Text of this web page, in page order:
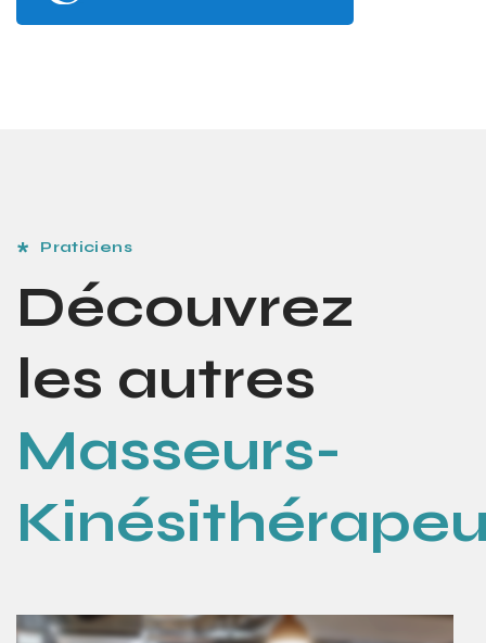
Praticiens
Découvrez
les autres
Masseurs-